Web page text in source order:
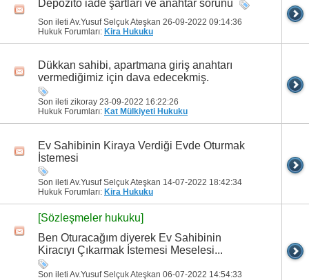
Depozito iade şartları ve anahtar sorunu
Son ileti Av.Yusuf Selçuk Ateşkan 26-09-2022 09:14:36
Hukuk Forumları: Kira Hukuku
Dükkan sahibi, apartmana giriş anahtarı
vermediğimiz için dava edecekmiş.
Son ileti zikoray 23-09-2022 16:22:26
Hukuk Forumları: Kat Mülkiyeti Hukuku
Ev Sahibinin Kiraya Verdiği Evde Oturmak
İstemesi
Son ileti Av.Yusuf Selçuk Ateşkan 14-07-2022 18:42:34
Hukuk Forumları: Kira Hukuku
[Sözleşmeler hukuku]
Ben Oturacağım diyerek Ev Sahibinin
Kiracıyı Çıkarmak İstemesi Meselesi...
Son ileti Av.Yusuf Selçuk Ateşkan 06-07-2022 14:54:33